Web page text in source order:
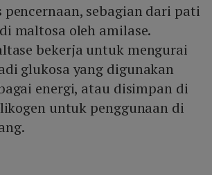
pencernaan, sebagian dari pati
maltosa oleh amilase.
bekerja untuk mengurai
glukosa yang digunakan
energi, atau disimpan di
untuk penggunaan di